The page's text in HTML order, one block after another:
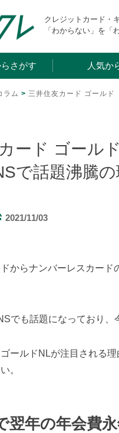
クレジットカード
「わからない」を「
さがす 人気か
ラム > 三井住友カード ゴールド
ード ゴール
で話題沸騰
2021/11/03
からナンバーレスカー
でも話題になっており、
ールドNLが注目される
。
翌年の年会費